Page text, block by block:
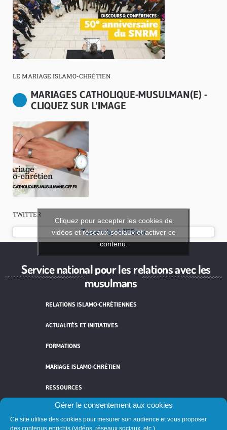
Gérer le consentement aux cookies
Ce site utilise des cookies pour mesurer son audience et vous proposer
des contenus enrichis (vidéos, réseaux sociaux, etc.).
LE MARIAGE ISLAMO-CHRÉTIEN
MARIAGES CATHOLIQUE-MUSULMAN(E) -
CLIQUEZ SUR L'IMAGE
TWITTER
Tweets by frJFBour
Cliquez pour accepter les cookies de
vidéos et réseaux sociaux et activer ce
contenu.
Service national pour les relations avec les
musulmans
RELATIONS ISLAMO-CHRÉTIENNES
ACTUALITÉS ET INITIATIVES
FORMATIONS
MARIAGE ISLAMO-CHRÉTIEN
RESSOURCES
CONTACT